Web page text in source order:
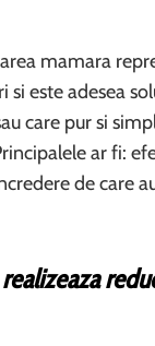
mamara
si este adesea
care pur si
ar fi:
de care